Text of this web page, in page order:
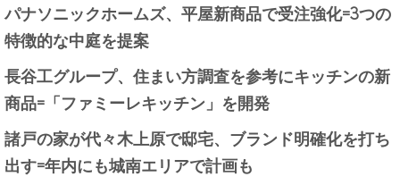
パナソニックホームズ、平屋新商品で受注強化=3つの
特徴的な中庭を提案
長谷工グループ、住まい方調査を参考にキッチンの新
商品=「ファミーレキッチン」を開発
諸戸の家が代々木上原で邸宅、ブランド明確化を打ち
出す=年内にも城南エリアで計画も